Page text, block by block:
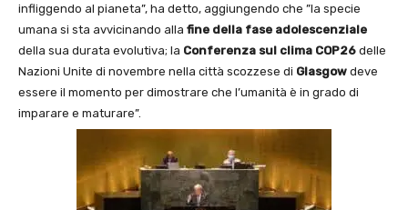
infliggendo al pianeta”, ha detto, aggiungendo che ”la specie
umana si sta avvicinando alla fine della fase adolescenziale
della sua durata evolutiva; la Conferenza sul clima COP26 delle
Nazioni Unite di novembre nella città scozzese di Glasgow deve
essere il momento per dimostrare che l’umanità è in grado di
imparare e maturare”.